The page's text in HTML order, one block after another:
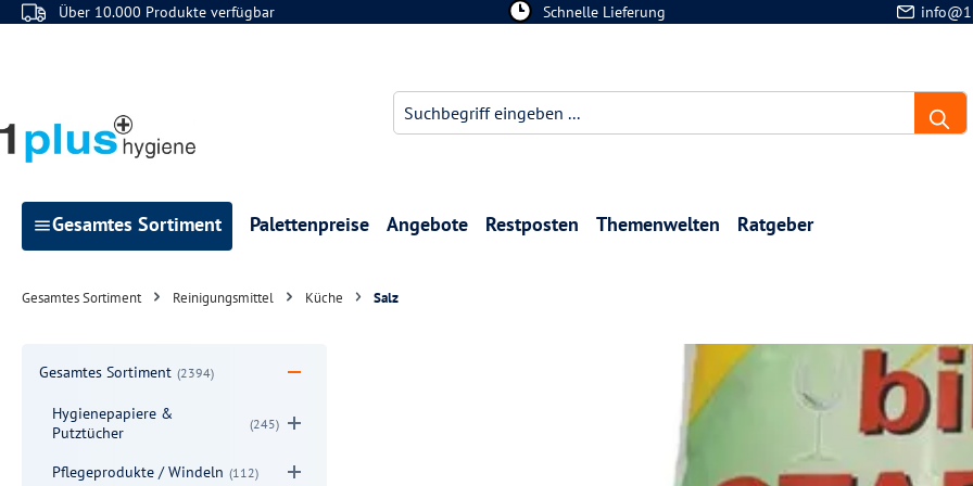
Hauptinhalt springen
Zur Suche springen
Zur Hauptnavigation springen
Über 10.000 Produkte verfügbar Schnelle Lieferung
Gesamtes Sortiment Palettenpreise Angebote Restposten Themenwelten Ratgeber
Gesamtes Sortiment Reinigungsmittel Küche Salz
Gesamtes Sortiment (2394)
Hygienepapiere &
Putztücher
(245)
Pflegeprodukte / Windeln (112)